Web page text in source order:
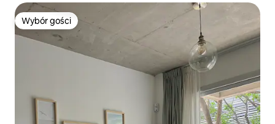
Wybór gości
Wybór gości